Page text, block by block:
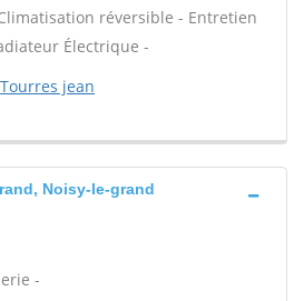
réversible - Entretien
Électrique -
Tourres jean
Noisy-le-grand
-